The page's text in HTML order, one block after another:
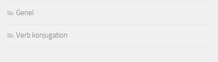
Genel
Verb konjugation